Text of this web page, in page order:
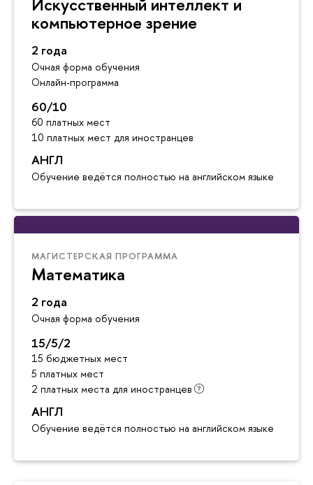
компьютерное зрение
2 года
Очная форма обучения
Онлайн-программа
60/10
60 платных мест
10 платных мест для иностранцев
АНГЛ
Обучение ведётся полностью на английском языке
МАГИСТЕРСКАЯ ПРОГРАММА
Математика
2 года
Очная форма обучения
15/5/2
15 бюджетных мест
5 платных мест
2 платных места для иностранцев
АНГЛ
Обучение ведётся полностью на английском языке